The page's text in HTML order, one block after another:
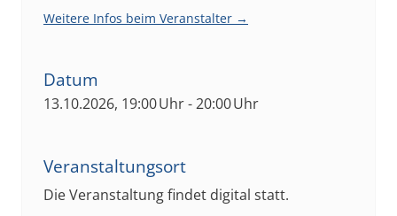
Weitere Infos beim Veranstalter →
Datum
13.10.2026, 19:00 Uhr - 20:00 Uhr
Veranstaltungsort
Die Veranstaltung findet digital statt.